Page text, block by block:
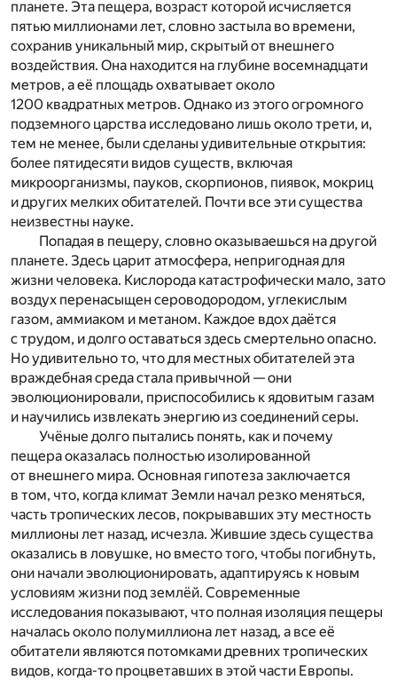
планете. Эта пещера, возраст которой исчисляется
пятью миллионами лет, словно застыла во времени,
сохранив уникальный мир, скрытый от внешнего
воздействия. Она находится на глубине восемнадцати
метров, а её площадь охватывает около
1200 квадратных метров. Однако из этого огромного
подземного царства исследовано лишь около трети, и,
тем не менее, были сделаны удивительные открытия:
более пятидесяти видов существ, включая
микроорганизмы, пауков, скорпионов, пиявок, мокриц
и других мелких обитателей. Почти все эти существа
неизвестны науке.
Попадая в пещеру, словно оказываешься на другой
планете. Здесь царит атмосфера, непригодная для
жизни человека. Кислорода катастрофически мало, зато
воздух перенасыщен сероводородом, углекислым
газом, аммиаком и метаном. Каждое вдох даётся
с трудом, и долго оставаться здесь смертельно опасно.
Но удивительно то, что для местных обитателей эта
враждебная среда стала привычной — они
эволюционировали, приспособились к ядовитым газам
и научились извлекать энергию из соединений серы.
Учёные долго пытались понять, как и почему
пещера оказалась полностью изолированной
от внешнего мира. Основная гипотеза заключается
в том, что, когда климат Земли начал резко меняться,
часть тропических лесов, покрывавших эту местность
миллионы лет назад, исчезла. Жившие здесь существа
оказались в ловушке, но вместо того, чтобы погибнуть,
они начали эволюционировать, адаптируясь к новым
условиям жизни под землёй. Современные
исследования показывают, что полная изоляция пещеры
началась около полумиллиона лет назад, а все её
обитатели являются потомками древних тропических
видов, когда-то процветавших в этой части Европы.